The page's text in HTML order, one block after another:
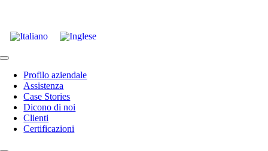
Toggle
NavigationProfilo aziendale
Assistenza
Case Stories
Dicono di noi
Clienti
Certificazioni